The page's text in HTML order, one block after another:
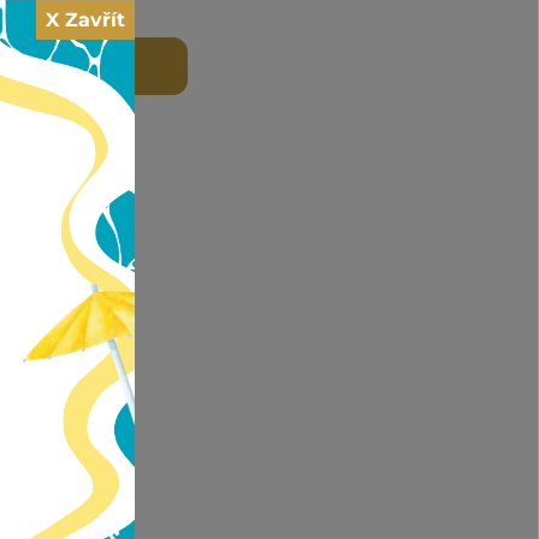
DO KOŠÍKU
X Zavřít